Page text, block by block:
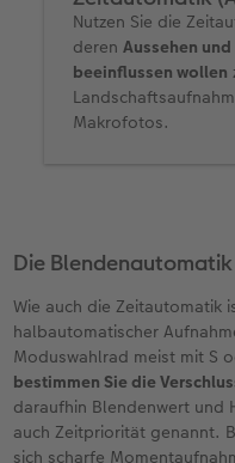
Nutzen Sie die
derenAussehen
beeinflussen wollen
Makrofotos.
Die
Wie auch die Zeitautomatik
halbautomatischer
Moduswahlrad meist mit S
bestimmen Sie die
daraufhin Blendenwert und
auch Zeitpriorität genannt.
sich scharfe